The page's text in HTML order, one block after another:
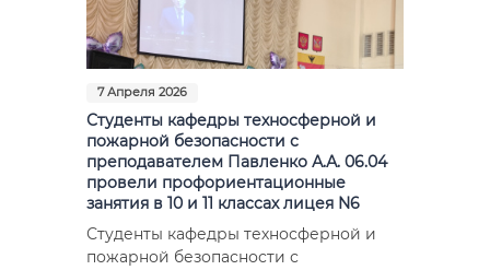
7 Апреля 2026
Студенты кафедры техносферной и
пожарной безопасности с
преподавателем Павленко А.А. 06.04
провели профориентационные
занятия в 10 и 11 классах лицея N6
Студенты кафедры техносферной и
пожарной безопасности с